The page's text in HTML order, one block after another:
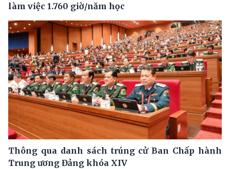
làm việc 1.760 giờ/năm học
Thông qua danh sách trúng cử Ban Chấp hành
Trung ương Đảng khóa XIV